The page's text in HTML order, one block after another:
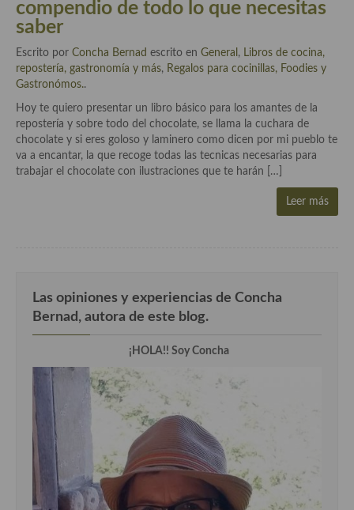
Aderezos, salsas, vinagretas, especias, hierbas aromáticas o
aditivos
Especias, mezclas de especias
Hierbas aromáticas
Aceites
Mojos y pastas
Bebidas
Bocadillos, hamburguesas, sándwich, emparedados, tostas y
Entrantes y primeros platos
Ensaladas
Entrantes
Gazpachos, salmorejos, sopas y cremas frías
compendio de todo lo que necesitas
saber
Escrito por Concha Bernad escrito en General , Libros de cocina,
repostería, gastronomía y más, Regalos para cocinillas, Foodies y
Gastronómos..
Hoy te quiero presentar un libro básico para los amantes de la
repostería y sobre todo del chocolate, se llama la cuchara de
chocolate y si eres goloso y laminero como dicen por mi pueblo te
va a encantar, la que recoge todas las tecnicas necesarias para
trabajar el chocolate con ilustraciones que te harán […]
Leer más
Las opiniones y experiencias de Concha
Bernad, autora de este blog.
¡HOLA!! Soy Concha